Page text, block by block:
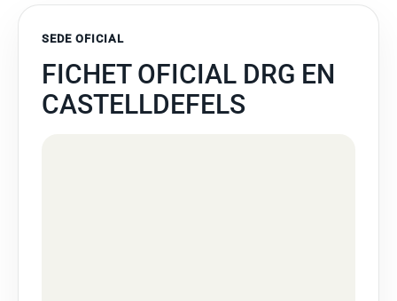
SEDE OFICIAL
FICHET OFICIAL DRG EN
CASTELLDEFELS